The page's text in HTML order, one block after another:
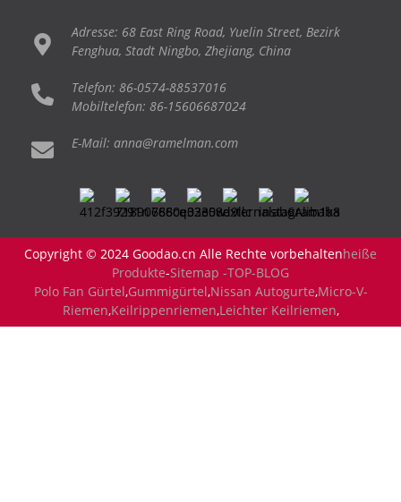
Adresse: 68 East Ring Road, Yuelin Street, Bezirk
Fenghua, Stadt Ningbo, Zhejiang, China
Telefon: 86-0574-88537016
Mobiltelefon: 86-15606687024
E-Mail: anna@ramelman.com
Copyright © 2024 Goodao.cn Alle Rechte vorbehaltenheiße
Produkte-Sitemap -TOP-BLOG
Polo Fan Gürtel,Gummigürtel,Nissan Autogurte,Micro-V-
Riemen,Keilrippenriemen,Leichter Keilriemen,